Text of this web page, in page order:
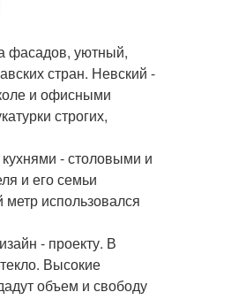
фасадов, уютный,
стран. Невский -
и офисными
строгих,
- столовыми и
и его семьи
использовался
- проекту. В
Высокие
объем и свободу